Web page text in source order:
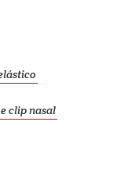
clip nasal